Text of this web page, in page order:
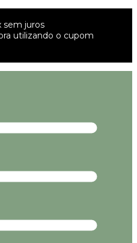
sem juros
utilizando o cupom